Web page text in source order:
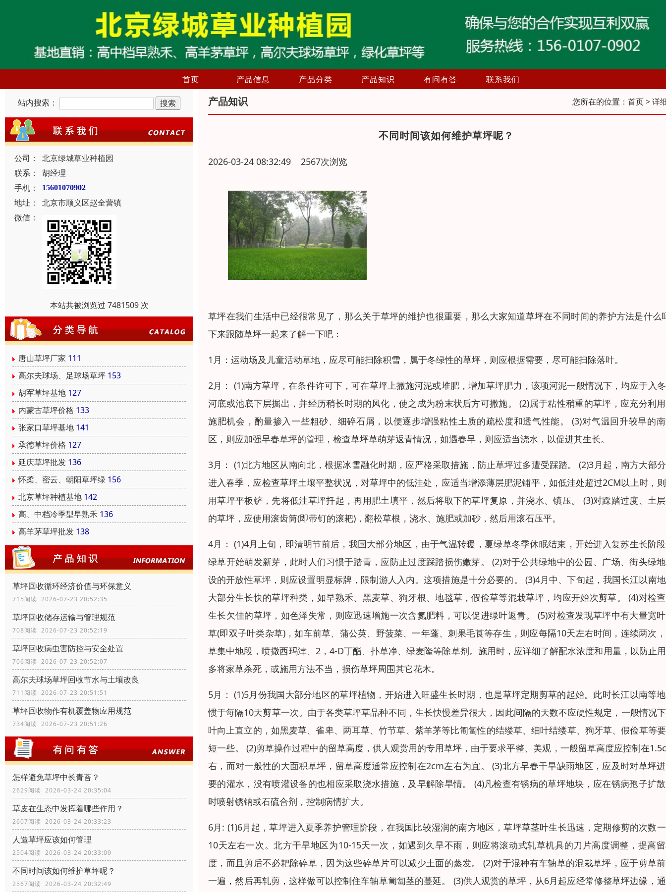
首页 产品信息 产品分类 产品知识 有问有答 联系我们
站内搜索：
公司：
北京绿城草业种植园
联系：
胡经理
手机：
15601070902
地址：
北京市顺义区赵全营镇
微信：
本站共被浏览过 7481509 次
唐山草坪厂家 111
高尔夫球场、足球场草坪 153
胡军草坪基地 127
内蒙古草坪价格 133
张家口草坪基地 141
承德草坪价格 127
延庆草坪批发 136
怀柔、密云、朝阳草坪绿 156
北京草坪种植基地 142
高、中档冷季型早熟禾 136
高羊茅草坪批发 138
草坪回收循环经济价值与环保意义
715阅读 2026-07-23 20:52:35
草坪回收储存运输与管理规范
708阅读 2026-07-23 20:52:19
草坪回收病虫害防控与安全处置
706阅读 2026-07-23 20:52:07
高尔夫球场草坪回收节水与土壤改良
711阅读 2026-07-23 20:51:51
草坪回收物作有机覆盖物应用规范
734阅读 2026-07-23 20:51:26
怎样避免草坪中长青苔？
2629阅读 2026-03-24 20:35:04
草皮在生态中发挥着哪些作用？
2607阅读 2026-03-24 20:33:23
人造草坪应该如何管理
2504阅读 2026-03-24 20:33:09
不同时间该如何维护草坪呢？
2567阅读 2026-03-24 20:32:49
产品知识 您所在的位置： 首页> 详
不同时间该如何维护草坪呢？
2026-03-24 08:32:49 2567次浏览
草坪在我们生活中已经很常见了，那么关于草坪的维护也很重要，那么大家知道草坪在不同时间的养护方法是什么
下来跟随草坪一起来了解一下吧：
1月：运动场及儿童活动草地，应尽可能扫除积雪，属于冬绿性的草坪，则应根据需要，尽可能扫除落叶。
2月： (1)南方草坪，在条件许可下，可在草坪上撒施河泥或堆肥，增加草坪肥力，该项河泥一般情况下，均应于入
河底或池底下层掘出，并经历稍长时期的风化，使之成为粉末状后方可撒施。 (2)属于粘性稍重的草坪，应充分利
施肥机会，酌量掺入一些粗砂、细碎石屑，以便逐步增强粘性土质的疏松度和透气性能。 (3)对气温回升较早的
区，则应加强早春草坪的管理，检查草坪草萌芽返青情况，如遇春早，则应适当浇水，以促进其生长。
3月： (1)北方地区从南向北，根据冰雪融化时期，应严格采取措施，防止草坪过多遭受踩踏。 (2)3月起，南方大部
进入春季，应检查草坪土壤平整状况，对草坪中的低洼处，应适当增添薄层肥泥铺平，如低洼处超过2CM以上时，
用草坪平板铲，先将低洼草坪扦起，再用肥土填平，然后将取下的草坪复原，并浇水、镇压。 (3)对踩踏过度、土
的草坪，应使用滚齿筒(即带钉的滚耙)，翻松草根，浇水、施肥或加砂，然后用滚石压平。
4月： (1)4月上旬，即清明节前后，我国大部分地区，由于气温转暖，夏绿草冬季休眠结束，开始进入复苏生长阶
绿草开始萌发新芽，此时人们习惯于踏青，应防止过度踩踏损伤嫩芽。 (2)对于公共绿地中的公园、广场、街头绿
设的开放性草坪，则应设置明显标牌，限制游人入内。这项措施是十分必要的。 (3)4月中、下旬起，我国长江以南
大部分生长快的草坪种类，如早熟禾、黑麦草、狗牙根、地毯草，假俭草等混栽草坪，均应开始次剪草。 (4)对检
生长欠佳的草坪，如色泽失常，则应迅速增施一次含氮肥料，可以促进绿叶返青。 (5)对检查发现草坪中有大量宽
草(即双子叶类杂草)，如车前草、蒲公英、野菠菜、一年蓬、刺果毛茛等存生，则应每隔10天左右时间，连续两次
草集中地段，喷撒西玛津、2，4-D丁酯、扑草净、绿麦隆等除草剂。施用时，应详细了解配水浓度和用量，以防止
多将家草杀死，或施用方法不当，损伤草坪周围其它花木。
5月： (1)5月份我国大部分地区的草坪植物，开始进入旺盛生长时期，也是草坪定期剪草的起始。此时长江以南等
惯于每隔10天剪草一次。由于各类草坪草品种不同，生长快慢差异很大，因此间隔的天数不应硬性规定，一般情况
叶向上直立的，如黑麦草、雀卑、两耳草、竹节草、紫羊茅等比匍匐性的结缕草、细叶结缕草、狗牙草、假俭草等
短一些。 (2)剪草操作过程中的留草高度，供人观赏用的专用草坪，由于要求平整、美观，一般留草高度应控制在
右，而对一般性的大面积草坪，留草高度通常应控制在2cm左右为宜。 (3)北方早春干旱缺雨地区，应及时对草坪
要的灌水，没有喷灌设备的也相应采取浇水措施，及早解除旱情。 (4)凡检查有锈病的草坪地块，应在锈病孢子扩
时喷射锈钠或石硫合剂，控制病情扩大。
6月: (1)6月起，草坪进入夏季养护管理阶段，在我国比较湿润的南方地区，草坪草茎叶生长迅速，定期修剪的次数
10天左右一次。北方干旱地区为10-15天一次，如遇到久旱不雨，则应将滚动式轧草机具的刀片高度调整，提高
度，而且剪后不必耙除碎草，因为这些碎草片可以减少土面的蒸发。 (2)对于混种有车轴草的混栽草坪，应于剪草
一遍，然后再轧剪，这样做可以控制住车轴草匍匐茎的蔓延。 (3)供人观赏的草坪，从6月起应经常修整草坪边缘，